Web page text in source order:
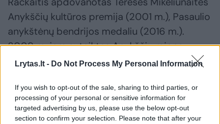
Lrytas.lt - Do Not Process My Personal Information
If you wish to opt-out of the sale, sharing to third parties, or
processing of your personal or sensitive information for
targeted advertising by us, please use the below opt-out
section to confirm your selection. Please note that after your
Anykščių kultūros premija (2001 m.), Pasaulio
anykštėnų bendrijos medaliu (2016 m.).
2009 m. jam suteiktas Anykščių rajono
garbės piliečio vardas – už ilgametę kūrybinę
anykštėnų pristatymą Lietuvai knygose bei
publicistikoje.